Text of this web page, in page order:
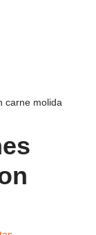
carne molida